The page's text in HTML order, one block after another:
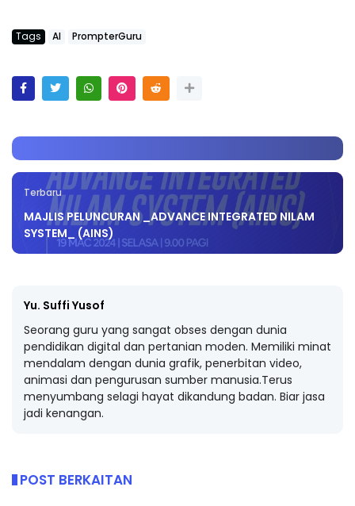
Tags AI PrompterGuru
Terbaru
MAJLIS PELUNCURAN _ADVANCE INTEGRATED NILAM
SYSTEM_ (AINS)
Yu. Suffi Yusof
Seorang guru yang sangat obses dengan dunia
pendidikan digital dan pertanian moden. Memiliki minat
mendalam dengan dunia grafik, penerbitan video,
animasi dan pengurusan sumber manusia.Terus
menyumbang selagi hayat dikandung badan. Biar jasa
jadi kenangan.
POST BERKAITAN